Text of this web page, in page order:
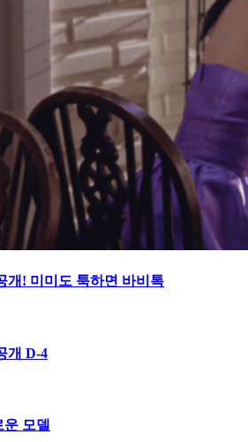
개! 미미도 툭하면 바비톡
개 D-4
모델